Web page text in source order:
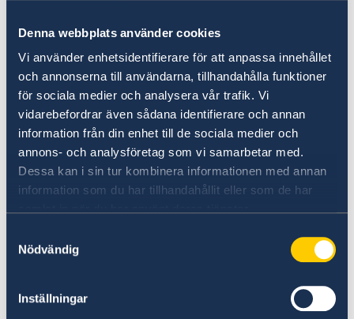
Denna webbplats använder cookies
Vi använder enhetsidentifierare för att anpassa innehållet
och annonserna till användarna, tillhandahålla funktioner
för sociala medier och analysera vår trafik. Vi
vidarebefordrar även sådana identifierare och annan
information från din enhet till de sociala medier och
annons- och analysföretag som vi samarbetar med.
Dessa kan i sin tur kombinera informationen med annan
information som du har tillhandahållit eller som de har
Nödvändig
Inställningar
fysiskt eller online. Tveka inte att kontakta EU-
representationen om du vill veta mer om
besöksverksamheten.
För frågor som handlar om service till svenskar
i Belgien hänvisar EU-representationen till
ambassaden i Brysselalternativt
honorärkonsulaten i Liège eller Antwerpen.
Du hittar mer information på regeringens
engelska .
Nyheter och liknande publiceras i våra sociala
medierX